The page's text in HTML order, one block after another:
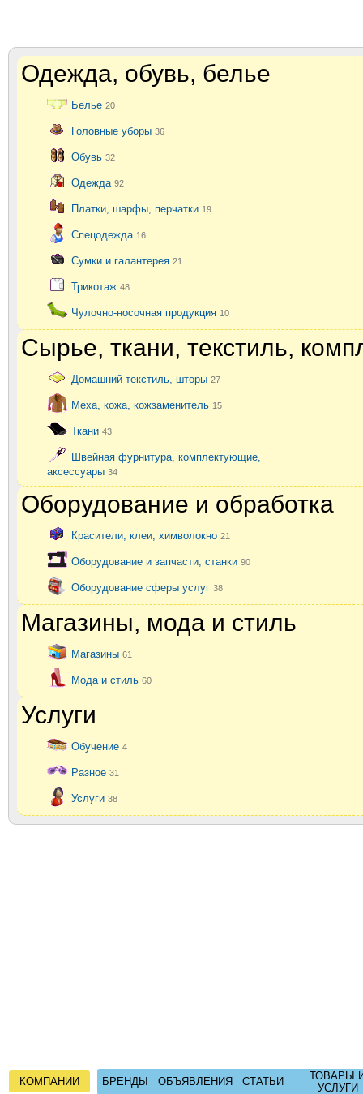
Одежда, обувь, белье
Белье 20
Головные уборы 36
Обувь 32
Одежда 92
Платки, шарфы, перчатки 19
Спецодежда 16
Сумки и галантерея 21
Трикотаж 48
Чулочно-носочная продукция 10
Сырье, ткани, текстиль,
Домашний текстиль, шторы 27
Меха, кожа, кожзаменитель 15
Ткани 43
Швейная фурнитура, комплектующие,
аксессуары 34
Оборудование и обработка
Красители, клеи, химволокно 21
Оборудование и запчасти, станки 90
Оборудование сферы услуг 38
Магазины, мода и стиль
Магазины 61
Мода и стиль 60
Услуги
Обучение 4
Разное 31
Услуги 38
КОМПАНИИ БРЕНДЫ ОБЪЯВЛЕНИЯ СТАТЬИ
ТОВАРЫ
УСЛУГИ